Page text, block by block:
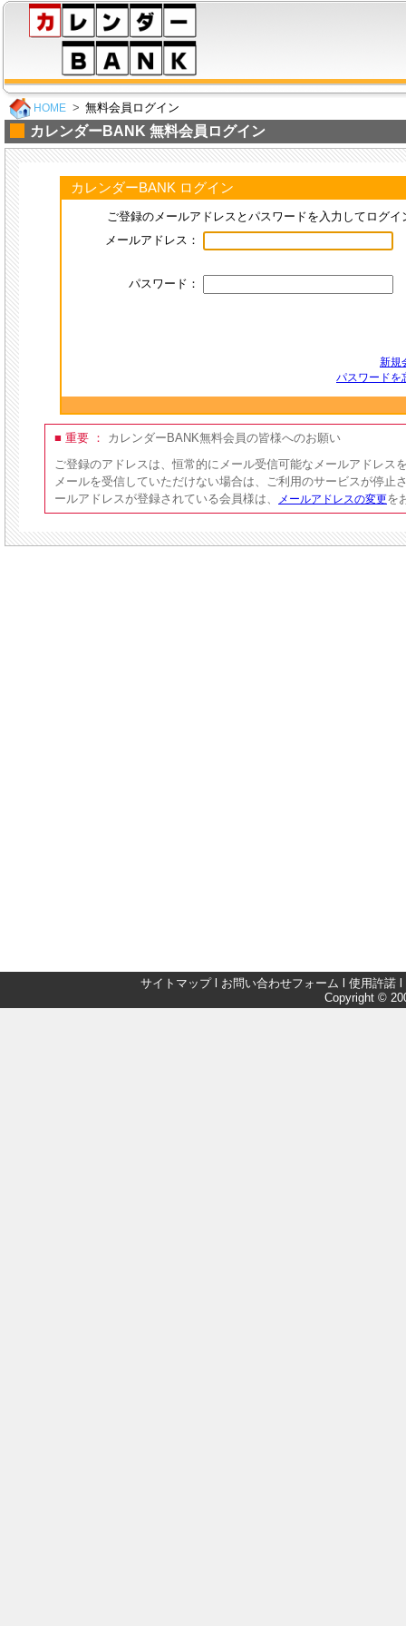
HOME 無料会員ログイン
カレンダーBANK 無料会員ログイン
カレンダーBANK ログイン
ご登録のメールアドレスとパスワードを入力してログイ
メールアドレス：
パスワード：
新規
パスワードを
■ 重要 ：
カレンダーBANK無料会員の皆様へのお願い
ご登録のアドレスは、恒常的にメール受信可能なメールアドレス
メールを受信していただけない場合は、ご利用のサービスが停止
ールアドレスが登録されている会員様は、
メールアドレスの変更を
サイトマップl お問い合わせフォーム 使用許諾
Copyright ©